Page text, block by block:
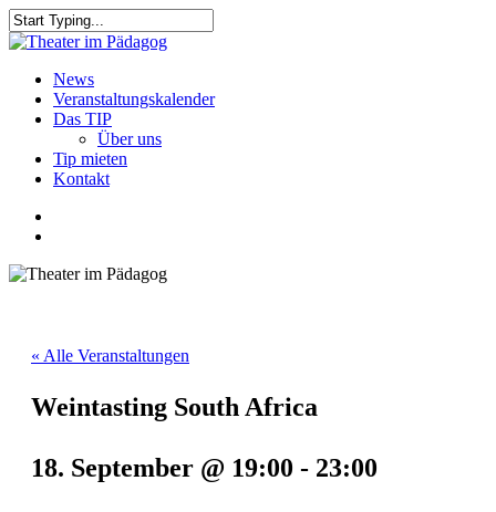
Skip
to
content
Close
search
Menu
News
Veranstaltungskalender
Das TIP
Über uns
Tip mieten
Kontakt
« Alle Veranstaltungen
Weintasting South Africa
18. September @ 19:00 - 23:00